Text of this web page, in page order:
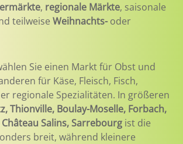
, regionale Märkte, saisonale
teilweise Weihnachts- oder
Sie einen Markt für Obst und
für Käse, Fleisch, Fisch,
regionale Spezialitäten. In größeren
Thionville, Boulay-Moselle, Forbach,
Salins, Sarrebourg ist die
breit, während kleinere